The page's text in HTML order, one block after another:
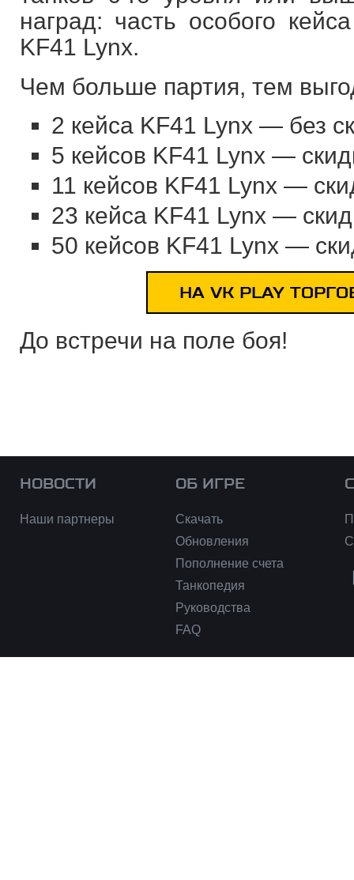
наград: часть особого
KF41 Lynx.
Чем больше партия, тем
2 кейса KF41 Lynx — без
5 кейсов KF41 Lynx —
11 кейсов KF41 Lynx —
23 кейса KF41 Lynx —
50 кейсов KF41 Lynx —
НА VK PLAY
До встречи на поле боя!
НОВОСТИ
Наши партнеры
ОБ ИГРЕ
Скачать
Обновления
Пополнение счета
Танкопедия
Руководства
FAQ